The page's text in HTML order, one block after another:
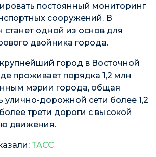
постоянный мониторинг
сооружений. В
станет одной из основ для
двойника города.
город в Восточной
проживает порядка 1,2 млн
мэрии города, общая
улично-дорожной сети более 1,2
трети дороги с высокой
движения.
ТАСС